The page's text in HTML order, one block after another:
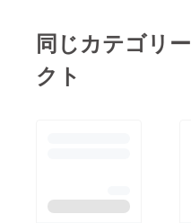
ます。今後とも
ど素晴らしいお祭
実現することは
トです。皆様一
同じカテゴリ
クト